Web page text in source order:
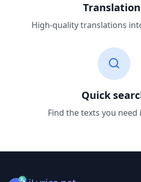
High-quality translations
Quick
Find the texts you need